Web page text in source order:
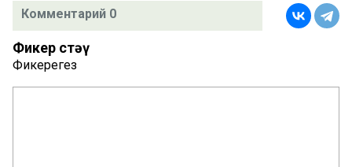
Комментарий 0
Фикер өстәү
Фикерегез